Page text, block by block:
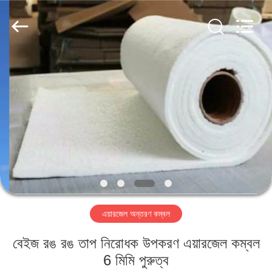
বাড়ি
পণ্য
আমাদের
সম্পর্কে
কারখানা
2026
HUATAO
LOVER
LTD.
এয়ারজেল অন্তরণ কম্বল
বেইজ রঙ রঙ তাপ নিরোধক উপকরণ এয়ারজেল কম্বল
6 মিমি পুরুত্ব